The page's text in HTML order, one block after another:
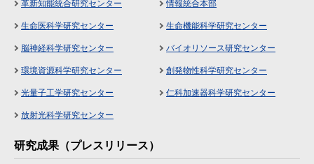
革新知能統合研究センター 情報統合本部
生命医科学研究センター 生命機能科学研究センター
脳神経科学研究センター バイオリソース研究センター
環境資源科学研究センター 創発物性科学研究センター
光量子工学研究センター 仁科加速器科学研究センター
放射光科学研究センター
研究成果（プレスリリース）